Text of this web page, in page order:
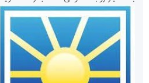
روابط عمومی خبرگزاری گزارش خبر